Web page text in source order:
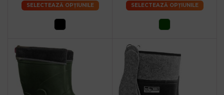
SELECTEAZĂ OPȚIUNILE SELECTEAZĂ OPȚIUNILE